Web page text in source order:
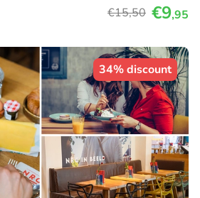
€15,50 €9,95
34% discount